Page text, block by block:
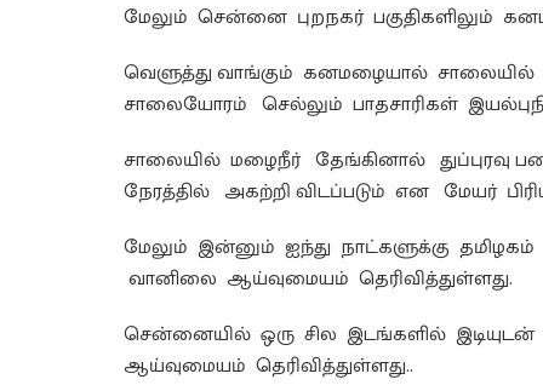
மேலும் சென்னை புறநகர் பகுதிகளிலும்
வெளுத்து வாங்கும் கனமழையால்
சாலையோரம் செல்லும் பாதசாரிகள்
சாலையில் மழைநீர் தேங்கினால் துப்புரவு
நேரத்தில் அகற்றி விடப்படும் என மேயர்
மேலும் இன்னும் ஐந்து நாட்களுக்கு
வானிலை ஆய்வுமையம் தெரிவித்துள்ளது.
சென்னையில் ஒரு சில இடங்களில்
ஆய்வுமையம் தெரிவித்துள்ளது..